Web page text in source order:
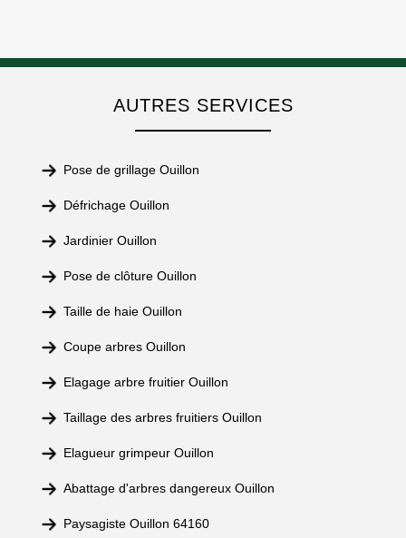
AUTRES SERVICES
Pose de grillage Ouillon
Défrichage Ouillon
Jardinier Ouillon
Pose de clôture Ouillon
Taille de haie Ouillon
Coupe arbres Ouillon
Elagage arbre fruitier Ouillon
Taillage des arbres fruitiers Ouillon
Elagueur grimpeur Ouillon
Abattage d'arbres dangereux Ouillon
Paysagiste Ouillon 64160